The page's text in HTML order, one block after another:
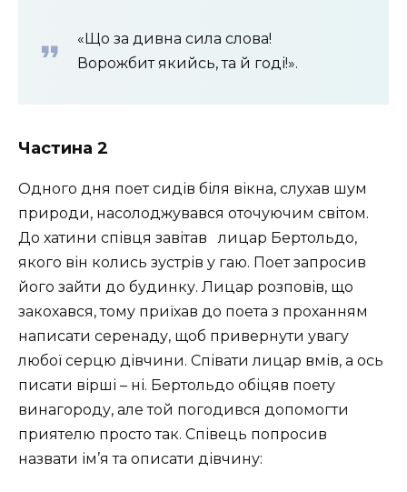
«Що за дивна сила слова!
Ворожбит якийсь, та й годі!».
Частина 2
Одного дня поет сидів біля вікна, слухав шум
природи, насолоджувався оточуючим світом.
До хатини співця завітав лицар Бертольдо,
якого він колись зустрів у гаю. Поет запросив
його зайти до будинку. Лицар розповів, що
закохався, тому приїхав до поета з проханням
написати серенаду, щоб привернути увагу
любої серцю дівчини. Співати лицар вмів, а ось
писати вірші – ні. Бертольдо обіцяв поету
винагороду, але той погодився допомогти
приятелю просто так. Співець попросив
назвати ім’я та описати дівчину: